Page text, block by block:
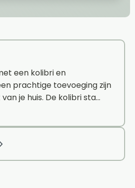
een kolibri en
prachtige toevoeging zijn
je huis. De kolibri sta…